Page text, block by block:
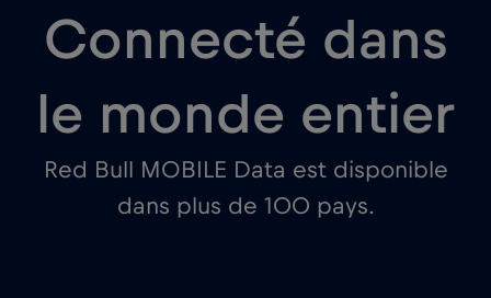
Connecté dans
le monde entier
Red Bull MOBILE Data est disponible
dans plus de 100 pays.